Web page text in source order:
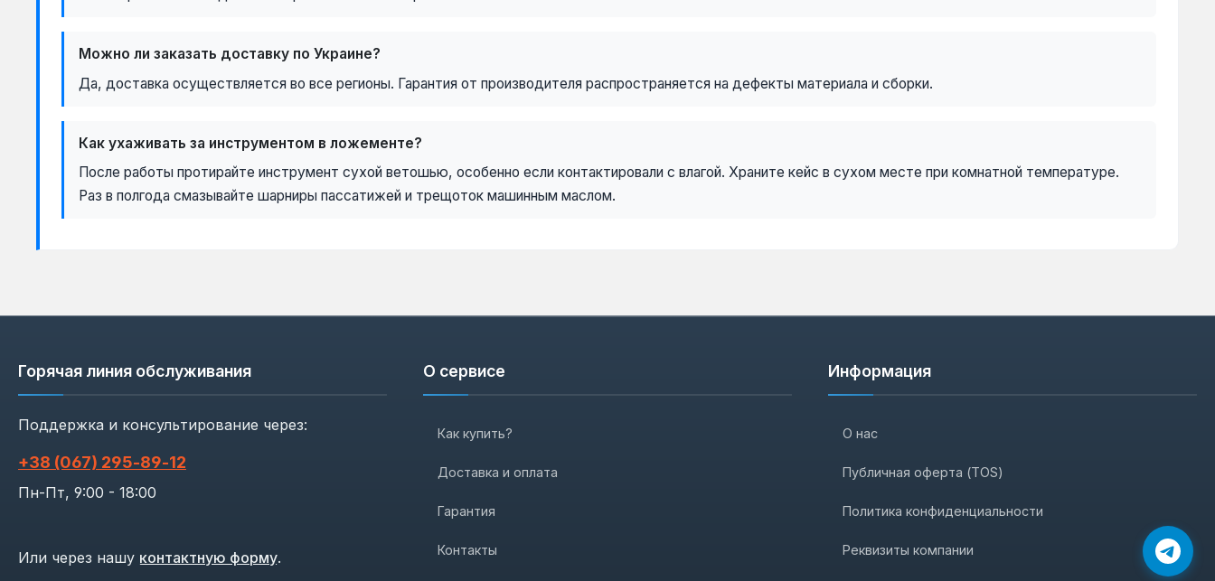
Можно ли заказать доставку по Украине?
Да, доставка осуществляется во все регионы. Гарантия от производителя распространяется на дефекты материала и сборки.
Как ухаживать за инструментом в ложементе?
После работы протирайте инструмент сухой ветошью, особенно если контактировали с влагой. Храните кейс в сухом месте при комнатной температуре.
Раз в полгода смазывайте шарниры пассатижей и трещоток машинным маслом.
Горячая линия обслуживания
Поддержка и консультирование через:
+38 (067) 295‑89‑12
Пн-Пт, 9:00 - 18:00
Или через нашу контактную форму.
О сервисе
Как купить?
Доставка и оплата
Гарантия
Контакты
Информация
О нас
Публичная оферта (TOS)
Политика конфиденциальности
Реквизиты компании